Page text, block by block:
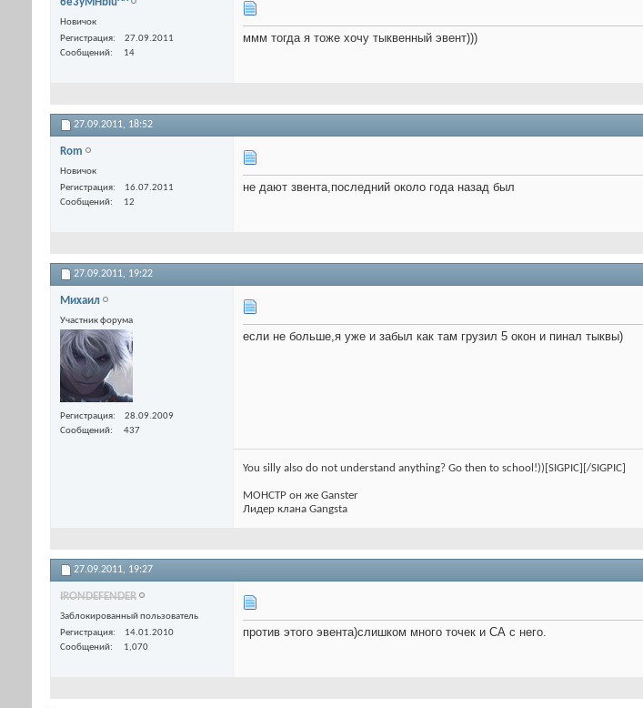
Новичок
Регистрация
27.09.2011
Сообщений
14
ммм тогда я тоже хочу тыквенный эвент)))
27.09.2011, 18:52
Rom
Новичок
Регистрация
16.07.2011
Сообщений
12
не дают звента,последний около года назад был
27.09.2011, 19:22
Михаил
Участник форума
Регистрация
28.09.2009
Сообщений
437
если не больше,я уже и забыл как там грузил 5 окон и пинал тыквы)
You silly also do not understand anything? Go then to school!))[SIGPIC][/SIGPIC]
МОНСТР он же Ganster
Лидер клана Gangsta
27.09.2011, 19:27
IRONDEFENDER
Заблокированный пользователь
Регистрация
14.01.2010
Сообщений
1,070
против этого эвента)слишком много точек и СА с него.